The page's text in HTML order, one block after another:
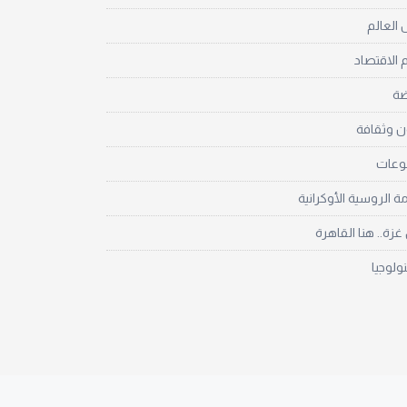
العالم
الاقتصاد
وثقافة
الروسية الأوكرانية
هنا القاهرة